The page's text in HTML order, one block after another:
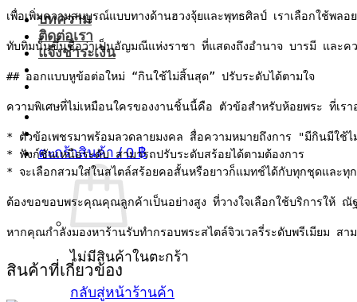
บทความ
ติดต่อเรา
แจ้งชำระเงิน
ตะกร้าสินค้า /0฿
ไม่มีสินค้าในตะกร้า
กลับสู่หน้าร้านค้า
เพื่อเพิ่มความสมบูรณ์แบบทางด้านฮวงจุ้ยและพุทธศิลป์ เราเลือกใช้พ
ทับทิมนั้นขึ้นชื่อว่าเป็นอัญมณีแห่งราชา ที่แสดงถึงอำนาจ บารมี และคว
## ออกแบบหูข้อต่อใหม่ “กินใช้ไม่สิ้นสุด” ปรับระดับได้ตามใจ
ความพิเศษที่ไม่เหมือนใครของงานชิ้นนี้คือ ตัวข้อสำหรับห้อยพระ ที่เร
* ตัวข้อเพชรมาพร้อมลวดลายมงคล สื่อความหมายถึงการ "มีกินมีใ
* ฟังก์ชันเหนือระดับ สามารถปรับระดับสร้อยได้ตามต้องการ
* จะเลือกสวมใส่ในสไตล์สร้อยคอสั้นหรือยาวก็แมทช์ได้กับทุกชุดและทุ
ต้องขอขอบพระคุณคุณลูกค้าเป็นอย่างสูง ที่วางใจเลือกใช้บริการใ
หากคุณกำลังมองหาร้านรับทำกรอบพระสไตล์จิวเวลรี่ระดับพรีเมียม ส
สินค้าที่เกี่ยวข้อง